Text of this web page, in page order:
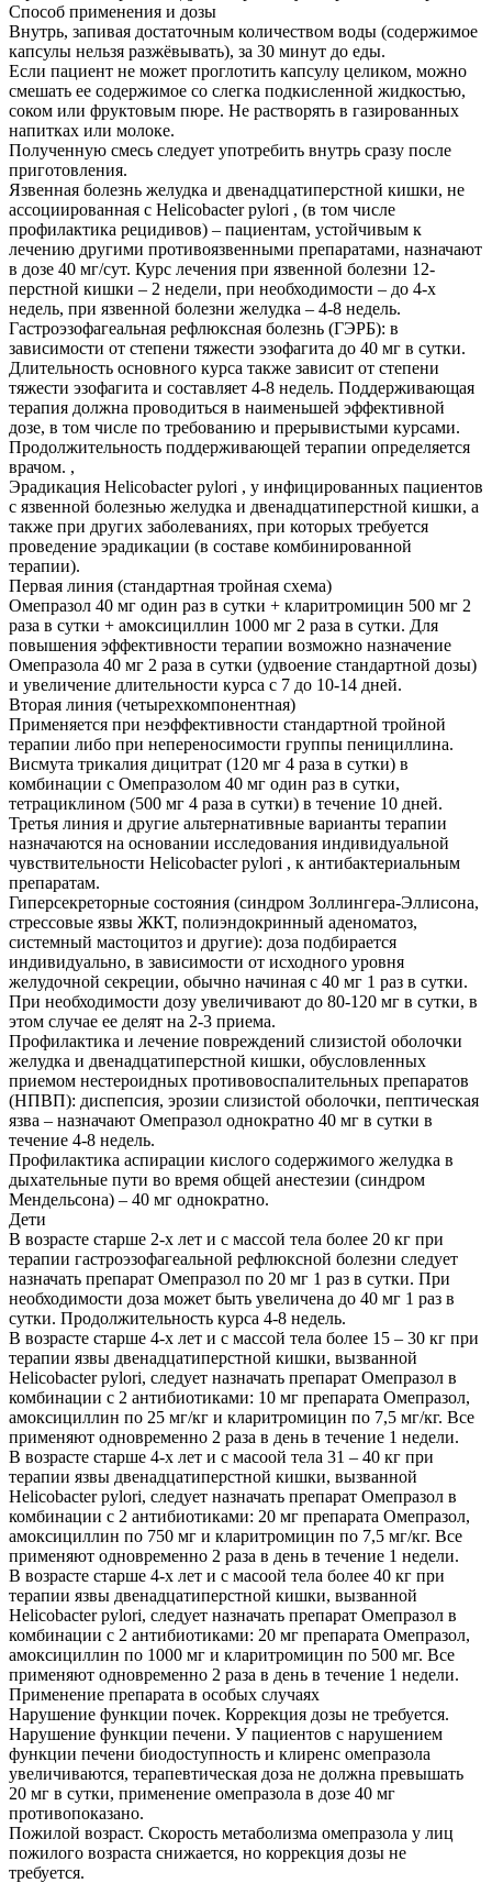
Способ применения и дозы
Внутрь, запивая достаточным количеством воды (содержимое
капсулы нельзя разжёвывать), за 30 минут до еды.
Если пациент не может проглотить капсулу целиком, можно
смешать ее содержимое со слегка подкисленной жидкостью,
соком или фруктовым пюре. Не растворять в газированных
напитках или молоке.
Полученную смесь следует употребить внутрь сразу после
приготовления.
Язвенная болезнь желудка и двенадцатиперстной кишки, не
ассоциированная с Helicobacter pylori , (в том числе
профилактика рецидивов) – пациентам, устойчивым к
лечению другими противоязвенными препаратами, назначают
в дозе 40 мг/сут. Курс лечения при язвенной болезни 12-
перстной кишки – 2 недели, при необходимости – до 4-х
недель, при язвенной болезни желудка – 4-8 недель.
Гастроэзофагеальная рефлюксная болезнь (ГЭРБ): в
зависимости от степени тяжести эзофагита до 40 мг в сутки.
Длительность основного курса также зависит от степени
тяжести эзофагита и составляет 4-8 недель. Поддерживающая
терапия должна проводиться в наименьшей эффективной
дозе, в том числе по требованию и прерывистыми курсами.
Продолжительность поддерживающей терапии определяется
врачом. ,
Эрадикация Helicobacter pylori , у инфицированных пациентов
с язвенной болезнью желудка и двенадцатиперстной кишки, а
также при других заболеваниях, при которых требуется
проведение эрадикации (в составе комбинированной
терапии).
Первая линия (стандартная тройная схема)
Омепразол 40 мг один раз в сутки + кларитромицин 500 мг 2
раза в сутки + амоксициллин 1000 мг 2 раза в сутки. Для
повышения эффективности терапии возможно назначение
Омепразола 40 мг 2 раза в сутки (удвоение стандартной дозы)
и увеличение длительности курса с 7 до 10-14 дней.
Вторая линия (четырехкомпонентная)
Применяется при неэффективности стандартной тройной
терапии либо при непереносимости группы пенициллина.
Висмута трикалия дицитрат (120 мг 4 раза в сутки) в
комбинации с Омепразолом 40 мг один раз в сутки,
тетрациклином (500 мг 4 раза в сутки) в течение 10 дней.
Третья линия и другие альтернативные варианты терапии
назначаются на основании исследования индивидуальной
чувствительности Helicobacter pylori , к антибактериальным
препаратам.
Гиперсекреторные состояния (синдром Золлингера-Эллисона,
стрессовые язвы ЖКТ, полиэндокринный аденоматоз,
системный мастоцитоз и другие): доза подбирается
индивидуально, в зависимости от исходного уровня
желудочной секреции, обычно начиная с 40 мг 1 раз в сутки.
При необходимости дозу увеличивают до 80-120 мг в сутки, в
этом случае ее делят на 2-3 приема.
Профилактика и лечение повреждений слизистой оболочки
желудка и двенадцатиперстной кишки, обусловленных
приемом нестероидных противовоспалительных препаратов
(НПВП): диспепсия, эрозии слизистой оболочки, пептическая
язва – назначают Омепразол однократно 40 мг в сутки в
течение 4-8 недель.
Профилактика аспирации кислого содержимого желудка в
дыхательные пути во время общей анестезии (синдром
Мендельсона) – 40 мг однократно.
Дети
В возрасте старше 2-х лет и с массой тела более 20 кг при
терапии гастроэзофагеальной рефлюксной болезни следует
назначать препарат Омепразол по 20 мг 1 раз в сутки. При
необходимости доза может быть увеличена до 40 мг 1 раз в
сутки. Продолжительность курса 4-8 недель.
В возрасте старше 4-х лет и с массой тела более 15 – 30 кг при
терапии язвы двенадцатиперстной кишки, вызванной
Helicobacter pylori, следует назначать препарат Омепразол в
комбинации с 2 антибиотиками: 10 мг препарата Омепразол,
амоксициллин по 25 мг/кг и кларитромицин по 7,5 мг/кг. Все
применяют одновременно 2 раза в день в течение 1 недели.
В возрасте старше 4-х лет и с масоой тела 31 – 40 кг при
терапии язвы двенадцатиперстной кишки, вызванной
Helicobacter pylori, следует назначать препарат Омепразол в
комбинации с 2 антибиотиками: 20 мг препарата Омепразол,
амоксициллин по 750 мг и кларитромицин по 7,5 мг/кг. Все
применяют одновременно 2 раза в день в течение 1 недели.
В возрасте старше 4-х лет и с масоой тела более 40 кг при
терапии язвы двенадцатиперстной кишки, вызванной
Helicobacter pylori, следует назначать препарат Омепразол в
комбинации с 2 антибиотиками: 20 мг препарата Омепразол,
амоксициллин по 1000 мг и кларитромицин по 500 мг. Все
применяют одновременно 2 раза в день в течение 1 недели.
Применение препарата в особых случаях
Нарушение функции почек. Коррекция дозы не требуется.
Нарушение функции печени. У пациентов с нарушением
функции печени биодоступность и клиренс омепразола
увеличиваются, терапевтическая доза не должна превышать
20 мг в сутки, применение омепразола в дозе 40 мг
противопоказано.
Пожилой возраст. Скорость метаболизма омепразола у лиц
пожилого возраста снижается, но коррекция дозы не
требуется.